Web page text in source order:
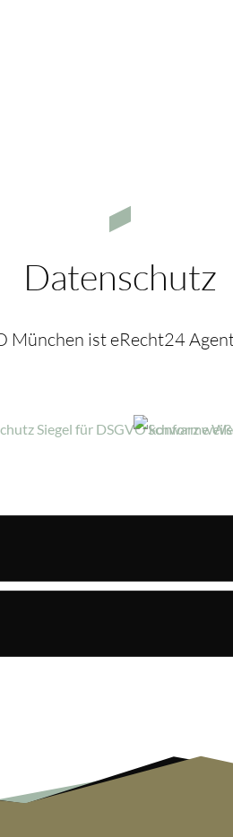
Datenschutz
München ist eRecht24